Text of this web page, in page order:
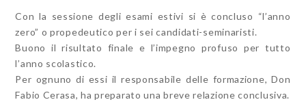
Con la sessione degli esami estivi si è concluso “l’anno
zero” o propedeutico per i sei candidati-seminaristi.
Buono il risultato finale e l’impegno profuso per tutto
l’anno scolastico.
Per ognuno di essi il responsabile delle formazione, Don
Fabio Cerasa, ha preparato una breve relazione conclusiva.